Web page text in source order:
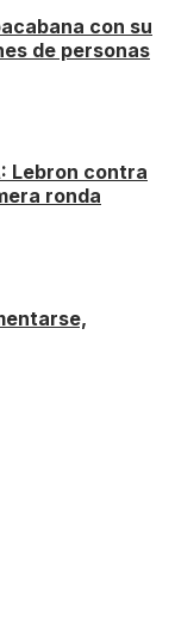
con su
de personas
Lebron contra
ronda